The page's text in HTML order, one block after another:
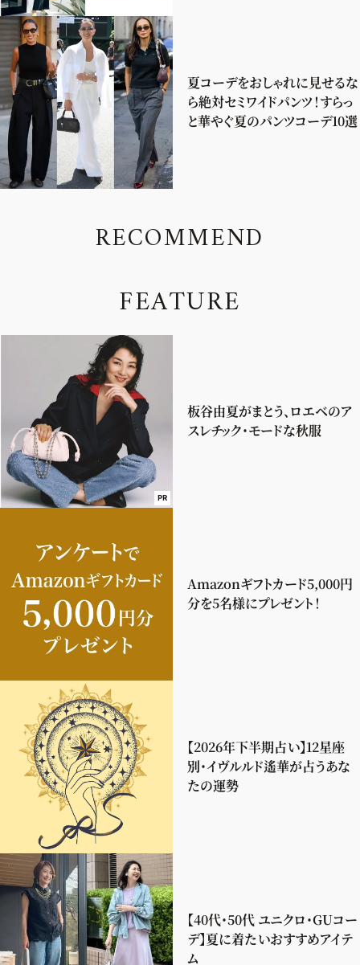
夏コーデをおしゃれに見せるな
ら絶対セミワイドパンツ！すらっ
と華やぐ夏のパンツコーデ10選
RECOMMEND
FEATURE
PR
板谷由夏がまとう、ロエベのア
スレチック・モードな秋服
Amazonギフトカード5,000円
分を5名様にプレゼント！
【2026年下半期占い】12星座
別・イヴルルド遙華が占うあな
たの運勢
【40代・50代 ユニクロ・GUコー
デ】夏に着たいおすすめアイテ
ム